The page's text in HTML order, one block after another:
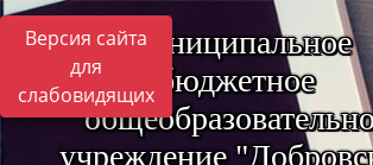
Версия сайта
для
слабовидящих
Муниципальное
бюджетное
учреждение